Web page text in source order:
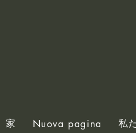
家 Nuova pagina 私